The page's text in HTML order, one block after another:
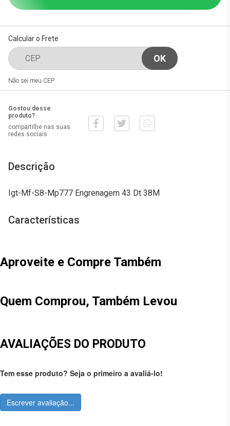
Calcular o Frete
Não sei meu CEP
Gostou desse
produto?
compartilhe nas suas
redes sociais
Descrição
Igt-Mf-S8-Mp777 Engrenagem 43 Dt 38M
Características
Aproveite e Compre Também
Quem Comprou, Também Levou
AVALIAÇÕES DO PRODUTO
Tem esse produto? Seja o primeiro a avaliá-lo!
Escrever avaliação...